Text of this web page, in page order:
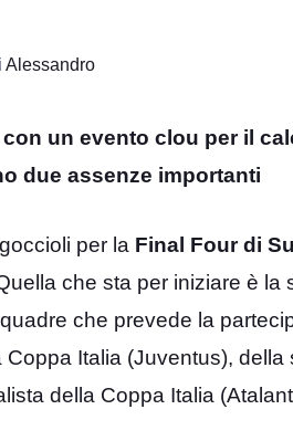
Alessandro
un evento clou per il
due assenze importanti
per la Final Four di
che sta per iniziare è
che prevede la
Coppa Italia (Juventus),
della Coppa Italia